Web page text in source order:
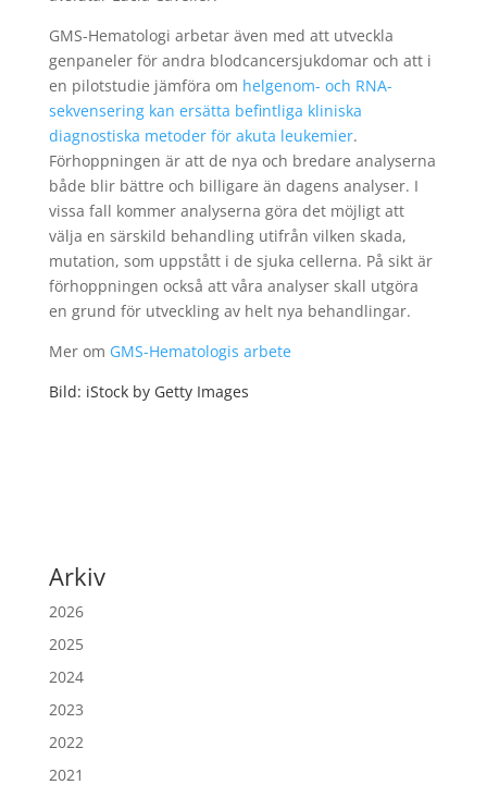
GMS-Hematologi arbetar även med att utveckla
genpaneler för andra blodcancersjukdomar och att i
en pilotstudie jämföra om helgenom- och RNA-
sekvensering kan ersätta befintliga kliniska
diagnostiska metoder för akuta leukemier.
Förhoppningen är att de nya och bredare analyserna
både blir bättre och billigare än dagens analyser. I
vissa fall kommer analyserna göra det möjligt att
välja en särskild behandling utifrån vilken skada,
mutation, som uppstått i de sjuka cellerna. På sikt är
förhoppningen också att våra analyser skall utgöra
en grund för utveckling av helt nya behandlingar.
Mer om GMS-Hematologis arbete
Bild: iStock by Getty Images
Arkiv
2026
2025
2024
2023
2022
2021